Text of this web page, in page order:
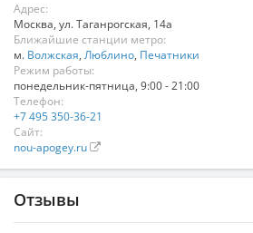
Адрес:
Москва, ул. Таганрогская, 14а
Ближайшие станции метро:
м. Волжская, Люблино, Печатники
Режим работы:
понедельник-пятница, 9:00 - 21:00
Телефон:
+7 495 350-36-21
Сайт:
nou-apogey.ru
Отзывы